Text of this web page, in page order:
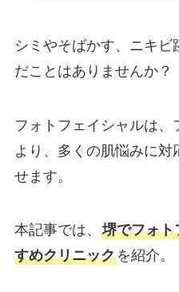
シミやそばかす、ニキ
だことはありませんか？
フォトフェイシャルは、
より、多くの肌悩みに
せます。
本記事では、 堺でフォト
すめクリニックを紹介。